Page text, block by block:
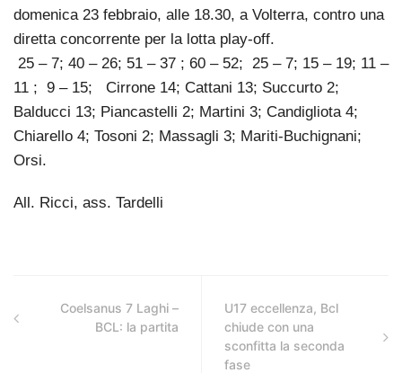
domenica 23 febbraio, alle 18.30, a Volterra, contro una
diretta concorrente per la lotta play-off.
25 – 7; 40 – 26; 51 – 37 ; 60 – 52; 25 – 7; 15 – 19; 11 –
11 ; 9 – 15; Cirrone 14; Cattani 13; Succurto 2;
Balducci 13; Piancastelli 2; Martini 3; Candigliota 4;
Chiarello 4; Tosoni 2; Massagli 3; Mariti-Buchignani;
Orsi.
All. Ricci, ass. Tardelli
Coelsanus 7 Laghi –
BCL: la partita
U17 eccellenza, Bcl
chiude con una
sconfitta la seconda
fase